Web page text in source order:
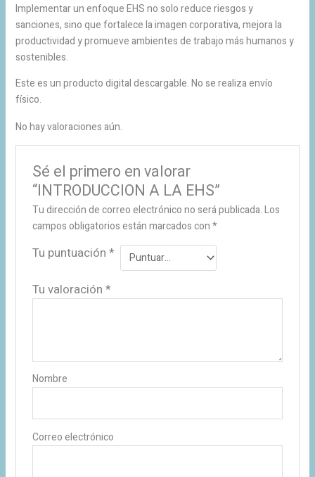
Implementar un enfoque EHS no solo reduce riesgos y
sanciones, sino que fortalece la imagen corporativa, mejora la
productividad y promueve ambientes de trabajo más humanos y
sostenibles.
Este es un producto digital descargable. No se realiza envío
físico.
No hay valoraciones aún.
Sé el primero en valorar
“INTRODUCCION A LA EHS”
Tu dirección de correo electrónico no será publicada.Los
campos obligatorios están marcados con*
Tu puntuación *
Tu valoración *
Nombre
Correo electrónico